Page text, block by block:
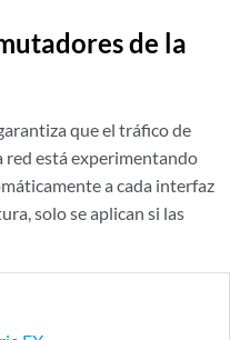
de la
que el tráfico de
red está experimentando
a cada interfaz
, solo se aplican si las